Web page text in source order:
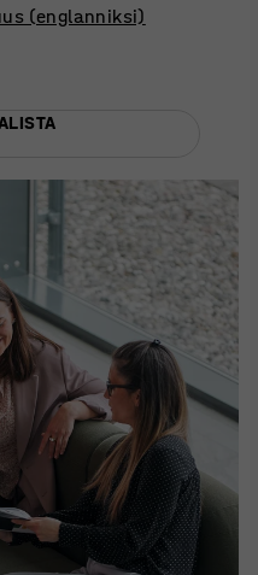
(englanniksi)